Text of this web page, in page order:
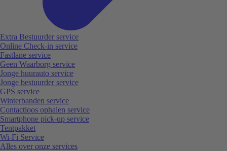
Extra Bestuurder service
Online Check-in service
Fastlane service
Geen Waarborg service
Jonge huurauto service
Jonge bestuurder service
GPS service
Winterbanden service
Contactloos ophalen service
Smartphone pick-up service
Tentpakket
Wi-Fi Service
Alles over onze services